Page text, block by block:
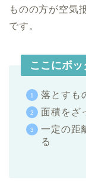
ものの方が空気
です。
ここにボ
落とすも
面積をざ
一定の距
る